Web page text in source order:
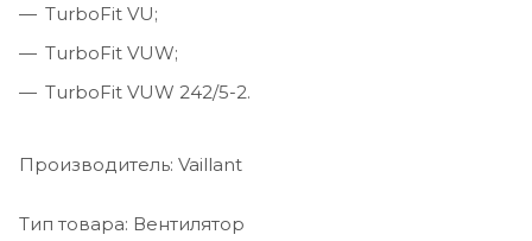
TurboFit VU;
TurboFit VUW;
TurboFit VUW 242/5-2.
Производитель: Vaillant
Тип товара: Вентилятор